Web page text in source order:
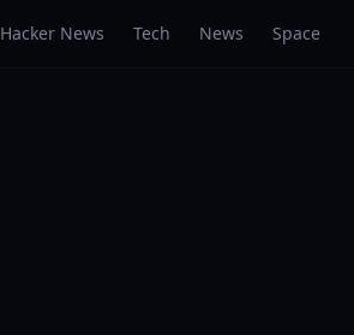
Hacker News Tech News Space